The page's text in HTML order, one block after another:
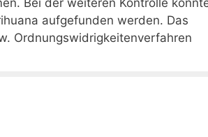
Bei der weiteren Kontrolle
aufgefunden werden. Das
Ordnungswidrigkeitenverfahren